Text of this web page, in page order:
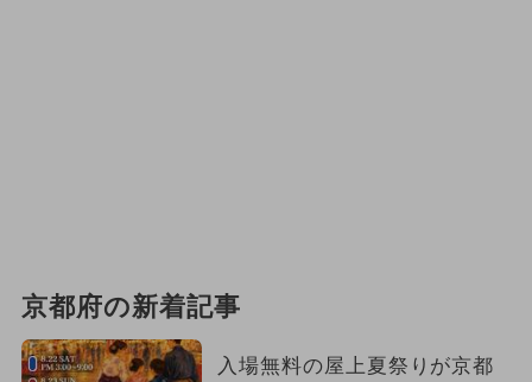
京都府の新着記事
入場無料の屋上夏祭りが京都